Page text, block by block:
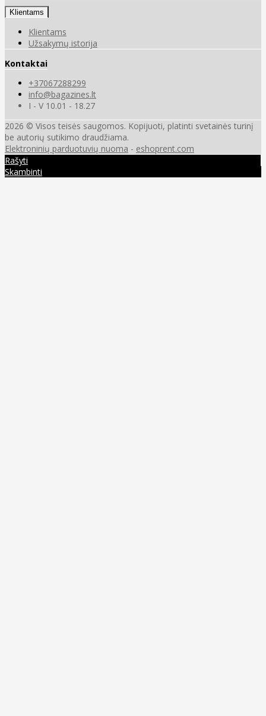
Klientams
Klientams
Užsakymų istorija
Kontaktai
+37067288299
info@bagazines.lt
I - V 10.01 - 18.27
2026 © Visos teisės saugomos. Kopijuoti, platinti svetainės turinį
be autorių sutikimo draudžiama.
Elektroninių parduotuvių nuoma - eshoprent.com
Rašyti
Skambinti